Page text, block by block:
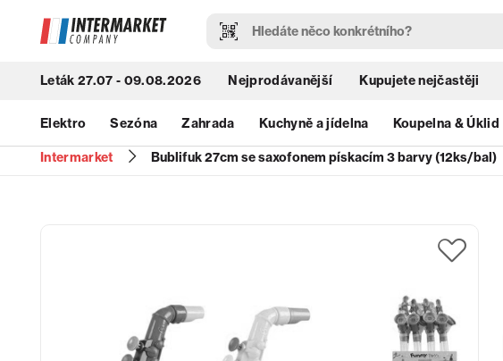
Leták 27.07 - 09.08.2026 Nejprodávanější Kupujete nejčastěji
Elektro Sezóna Zahrada Kuchyně a jídelna Koupelna & Úklid
Intermarket Bublifuk 27cm se saxofonem pískacím 3 barvy (12ks/bal)